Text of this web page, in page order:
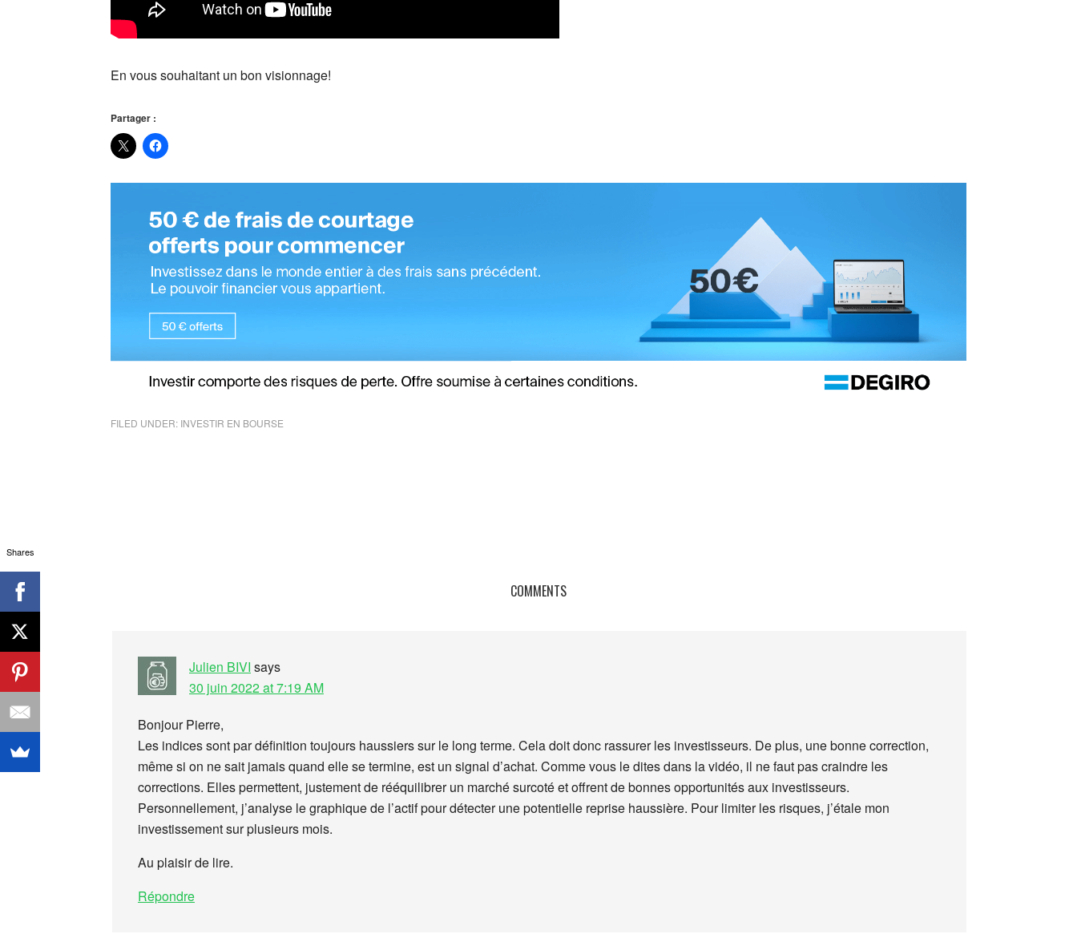
En vous souhaitant un bon visionnage!
Partager :
FILED UNDER: INVESTIR EN BOURSE
COMMENTS
Julien BIVI says
30 juin 2022 at 7:19 AM
Bonjour Pierre,
Les indices sont par définition toujours haussiers sur le long terme. Cela doit donc rassurer les investisseurs. De plus, une bonne correction,
même si on ne sait jamais quand elle se termine, est un signal d’achat. Comme vous le dites dans la vidéo, il ne faut pas craindre les
corrections. Elles permettent, justement de rééquilibrer un marché surcoté et offrent de bonnes opportunités aux investisseurs.
Personnellement, j’analyse le graphique de l’actif pour détecter une potentielle reprise haussière. Pour limiter les risques, j’étale mon
investissement sur plusieurs mois.
Au plaisir de lire.
Répondre
Shares